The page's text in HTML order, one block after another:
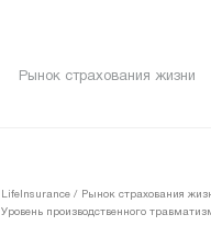
Рынок страхования жизни
LifeInsurance / Рынок страхования
Уровень производственного